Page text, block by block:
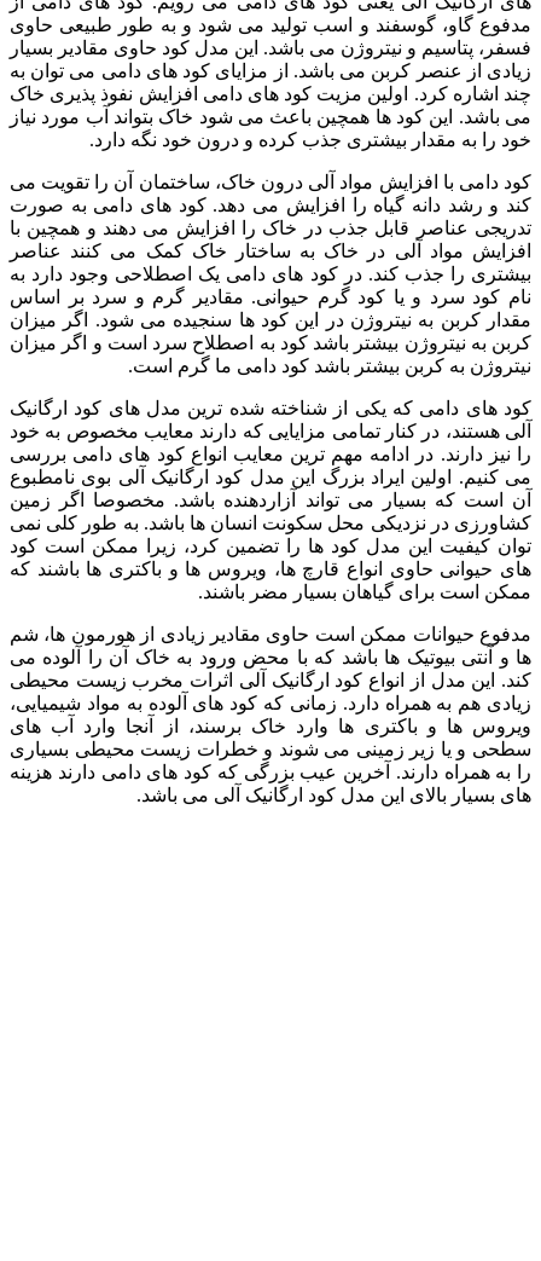
مدفوع گاو، گوسفند و اسب تولید می شود و به طور طبیعی حاوی
فسفر، پتاسیم و نیتروژن می باشد. این مدل کود حاوی مقادیر بسیار
زیادی از عنصر کربن می باشد. از مزایای کود های دامی می توان به
چند اشاره کرد. اولین مزیت کود های دامی افزایش نفوذ پذیری خاک
می باشد. این کود ها همچین باعث می شود خاک بتواند آب مورد نیاز
خود را به مقدار بیشتری جذب کرده و درون خود نگه دارد.
کود دامی با افزایش مواد آلی درون خاک، ساختمان آن را تقویت می
کند و رشد دانه گیاه را افزایش می دهد. کود های دامی به صورت
تدریجی عناصر قابل جذب در خاک را افزایش می دهند و همچین با
افزایش مواد آلی در خاک به ساختار خاک کمک می کنند عناصر
بیشتری را جذب کند. در کود های دامی یک اصطلاحی وجود دارد به
نام کود سرد و یا کود گرم حیوانی. مقادیر گرم و سرد بر اساس
مقدار کربن به نیتروژن در این کود ها سنجیده می شود. اگر میزان
کربن به نیتروژن بیشتر باشد کود به اصطلاح سرد است و اگر میزان
نیتروژن به کربن بیشتر باشد کود دامی ما گرم است.
کود های دامی که یکی از شناخته شده ترین مدل های کود ارگانیک
آلی هستند، در کنار تمامی مزایایی که دارند معایب مخصوص به خود
را نیز دارند. در ادامه مهم ترین معایب انواع کود های دامی بررسی
می کنیم. اولین ایراد بزرگ این مدل کود ارگانیک آلی بوی نامطبوع
آن است که بسیار می تواند آزاردهنده باشد. مخصوصا اگر زمین
کشاورزی در نزدیکی محل سکونت انسان ها باشد. به طور کلی نمی
توان کیفیت این مدل کود ها را تضمین کرد، زیرا ممکن است کود
های حیوانی حاوی انواع قارچ ها، ویروس ها و باکتری ها باشند که
ممکن است برای گیاهان بسیار مضر باشند.
مدفوع حیوانات ممکن است حاوی مقادیر زیادی از هورمون ها، شم
ها و آنتی بیوتیک ها باشد که با محض ورود به خاک آن را آلوده می
کند. این مدل از انواع کود ارگانیک آلی اثرات مخرب زیست محیطی
زیادی هم به همراه دارد. زمانی که کود های آلوده به مواد شیمیایی،
ویروس ها و باکتری ها وارد خاک برسند، از آنجا وارد آب های
سطحی و یا زیر زمینی می شوند و خطرات زیست محیطی بسیاری
را به همراه دارند. آخرین عیب بزرگی که کود های دامی دارند هزینه
های بسیار بالای این مدل کود ارگانیک آلی می باشد.